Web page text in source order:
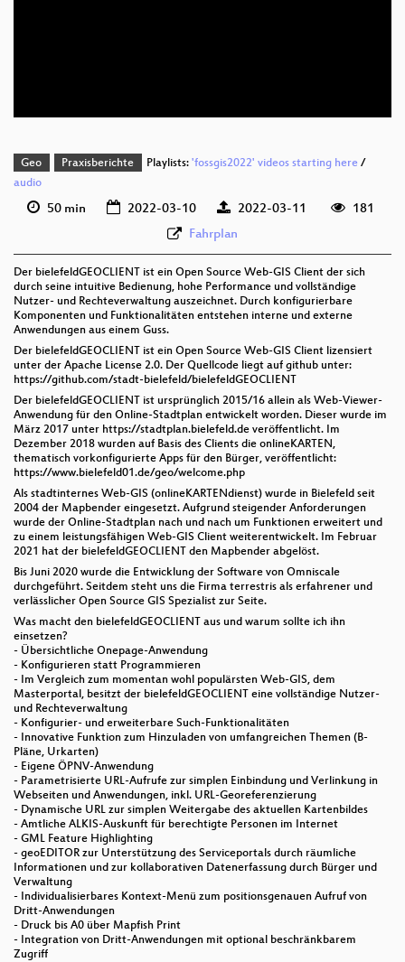
Geo Praxisberichte Playlists: 'fossgis2022' videos starting here/
audio
50 min 2022-03-10 2022-03-11
181
Fahrplan
Der bielefeldGEOCLIENT ist ein Open Source Web-GIS Client der sich
durch seine intuitive Bedienung, hohe Performance und vollständige
Nutzer- und Rechteverwaltung auszeichnet. Durch konfigurierbare
Komponenten und Funktionalitäten entstehen interne und externe
Anwendungen aus einem Guss.
Der bielefeldGEOCLIENT ist ein Open Source Web-GIS Client lizensiert
unter der Apache License 2.0. Der Quellcode liegt auf github unter:
https://github.com/stadt-bielefeld/bielefeldGEOCLIENT
Der bielefeldGEOCLIENT ist ursprünglich 2015/16 allein als Web-Viewer-
Anwendung für den Online-Stadtplan entwickelt worden. Dieser wurde im
März 2017 unter https://stadtplan.bielefeld.de veröffentlicht. Im
Dezember 2018 wurden auf Basis des Clients die onlineKARTEN,
thematisch vorkonfigurierte Apps für den Bürger, veröffentlicht:
https://www.bielefeld01.de/geo/welcome.php
Als stadtinternes Web-GIS (onlineKARTENdienst) wurde in Bielefeld seit
2004 der Mapbender eingesetzt. Aufgrund steigender Anforderungen
wurde der Online-Stadtplan nach und nach um Funktionen erweitert und
zu einem leistungsfähigen Web-GIS Client weiterentwickelt. Im Februar
2021 hat der bielefeldGEOCLIENT den Mapbender abgelöst.
Bis Juni 2020 wurde die Entwicklung der Software von Omniscale
durchgeführt. Seitdem steht uns die Firma terrestris als erfahrener und
verlässlicher Open Source GIS Spezialist zur Seite.
Was macht den bielefeldGEOCLIENT aus und warum sollte ich ihn
einsetzen?
- Übersichtliche Onepage-Anwendung
- Konfigurieren statt Programmieren
- Im Vergleich zum momentan wohl populärsten Web-GIS, dem
Masterportal, besitzt der bielefeldGEOCLIENT eine vollständige Nutzer-
und Rechteverwaltung
- Konfigurier- und erweiterbare Such-Funktionalitäten
- Innovative Funktion zum Hinzuladen von umfangreichen Themen (B-
Pläne, Urkarten)
- Eigene ÖPNV-Anwendung
- Parametrisierte URL-Aufrufe zur simplen Einbindung und Verlinkung in
Webseiten und Anwendungen, inkl. URL-Georeferenzierung
- Dynamische URL zur simplen Weitergabe des aktuellen Kartenbildes
- Amtliche ALKIS-Auskunft für berechtigte Personen im Internet
- GML Feature Highlighting
- geoEDITOR zur Unterstützung des Serviceportals durch räumliche
Informationen und zur kollaborativen Datenerfassung durch Bürger und
Verwaltung
- Individualisierbares Kontext-Menü zum positionsgenauen Aufruf von
Dritt-Anwendungen
- Druck bis A0 über Mapfish Print
- Integration von Dritt-Anwendungen mit optional beschränkbarem
Zugriff